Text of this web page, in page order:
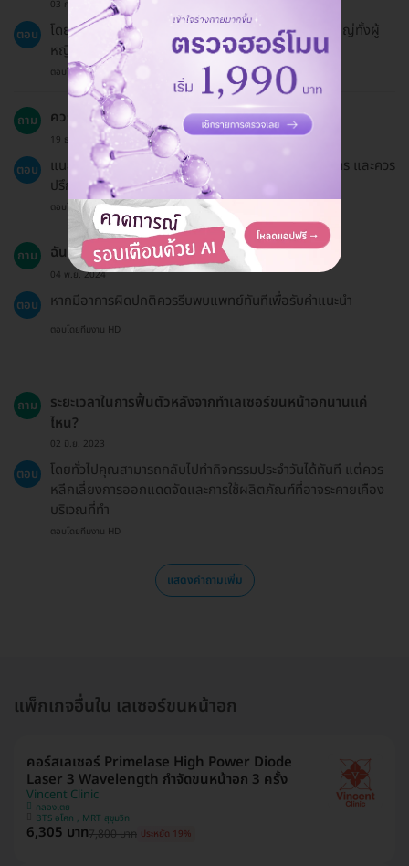
03 ก.พ. 2024
ตอบ
โดยทั่วไปแล้ว เลเซอร์ขนหน้าอกสามารถทำได้สำหรับผู้ใหญ่ทั้งผู้
หญิงและผู้ชาย แต่ควรปรึกษาแพทย์ก่อนทำ
ตอบโดยทีมงาน HD
ถาม ควรเตรียมตัวอย่างไรบ้างก่อนทำเลเซอร์ขนหน้าอก?
19 ธ.ค. 2024
ตอบ
แนะนำให้โกนขนในบริเวณที่จะทำ 2-3 วันก่อนเข้ารับบริการ และควร
ปรึกษาแพทย์หากมีข้อสงสัยเกี่ยวกับสุขภาพ
ตอบโดยทีมงาน HD
ถาม ฉันควรทำอย่างไรหากมีอาการผิดปกติหลังทำเลเซอร์?
04 พ.ย. 2024
ตอบ หากมีอาการผิดปกติควรรีบพบแพทย์ทันทีเพื่อรับคำแนะนำ
ตอบโดยทีมงาน HD
ถาม
ระยะเวลาในการฟื้นตัวหลังจากทำเลเซอร์ขนหน้าอกนานแค่
ไหน?
02 มิ.ย. 2023
ตอบ
โดยทั่วไปคุณสามารถกลับไปทำกิจกรรมประจำวันได้ทันที แต่ควร
หลีกเลี่ยงการออกแดดจัดและการใช้ผลิตภัณฑ์ที่อาจระคายเคือง
บริเวณที่ทำ
ตอบโดยทีมงาน HD
แสดงคำถามเพิ่ม
แพ็กเกจอื่นใน เลเซอร์ขนหน้าอก
คอร์สเลเซอร์ Primelase High Power Diode
Laser 3 Wavelength กำจัดขนหน้าอก 3 ครั้ง
Vincent Clinic
คลองเตย
BTS อโศก , MRT สุขุมวิท
6,305 บาท7,800 บาท ประหยัด 19%